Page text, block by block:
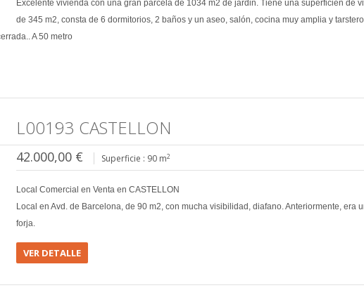
Excelente vivienda con una gran parcela de 1034 m2 de jardin. Tiene una superficien de
de 345 m2, consta de 6 dormitorios, 2 baños y un aseo, salón, cocina muy amplia y
A 50 metro
L00193 CASTELLON
42.000,00 € Superficie : 90 m2
Local Comercial en Venta en CASTELLON
Local en Avd. de Barcelona, de 90 m2, con mucha visibilidad, diafano. Anteriormente, era
forja.
VER DETALLE